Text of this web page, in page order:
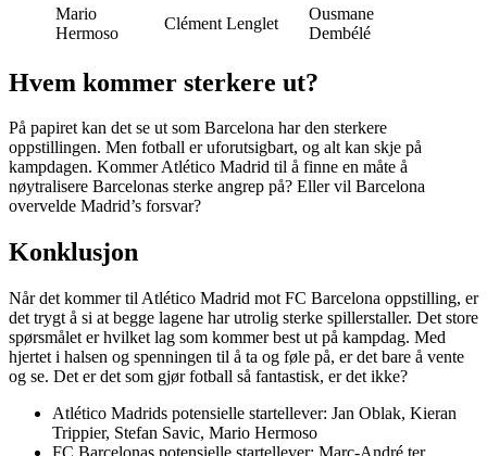
Mario
Hermoso
Clément Lenglet
Ousmane
Dembélé
Hvem kommer sterkere ut?
På papiret kan det se ut som Barcelona har den sterkere
oppstillingen. Men fotball er uforutsigbart, og alt kan skje på
kampdagen. Kommer Atlético Madrid til å finne en måte å
nøytralisere Barcelonas sterke angrep på? Eller vil Barcelona
overvelde Madrid’s forsvar?
Konklusjon
Når det kommer til Atlético Madrid mot FC Barcelona oppstilling, er
det trygt å si at begge lagene har utrolig sterke spillerstaller. Det store
spørsmålet er hvilket lag som kommer best ut på kampdag. Med
hjertet i halsen og spenningen til å ta og føle på, er det bare å vente
og se. Det er det som gjør fotball så fantastisk, er det ikke?
Atlético Madrids potensielle startellever: Jan Oblak, Kieran
Trippier, Stefan Savic, Mario Hermoso